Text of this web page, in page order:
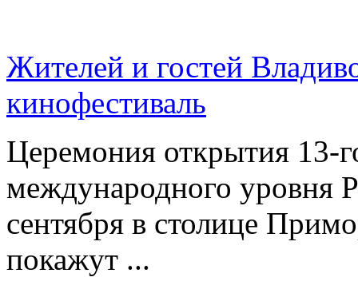
Жителей и гостей
кинофестиваль
Церемония открытия 13-
международного уровня
сентября в столице
покажут ...